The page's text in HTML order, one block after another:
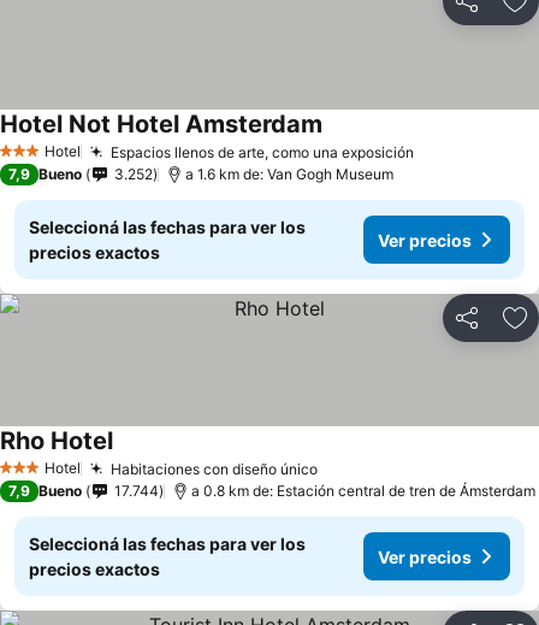
Compartir
3 Estrellas
Hotel Espacios llenos de arte, como una exposición
Hotel Not Hotel Amsterdam
7,9 Bueno 3.252 a 1.6 km de: Van Gogh Museum
Seleccioná las fechas para ver los
precios exactos
Ver precios
Compartir
3 Estrellas
Hotel Habitaciones con diseño único
Rho Hotel
7,9 Bueno 17.744 a 0.8 km de: Estación central de tren de Ámsterdam
Seleccioná las fechas para ver los
precios exactos
Ver precios